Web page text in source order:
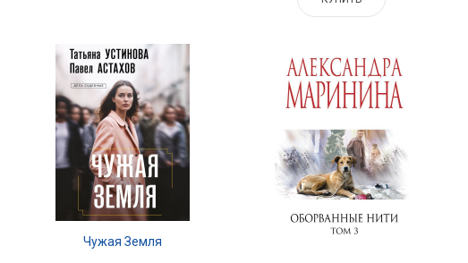
Чужая Земля